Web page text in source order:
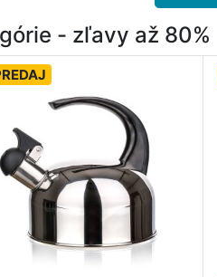
- zľavy až 80%